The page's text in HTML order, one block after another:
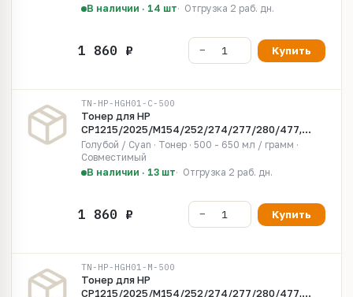
В наличии · 14 шт
Отгрузка 2 раб. дн.
Купить
TN-HP-HGH01-C-500
Тонер для HP
CP1215/2025/M154/252/274/277/280/477,
HGH01, химический, Cyan, 500гр, Grafit
Голубой / Cyan · Тонер · 500 - 650 мл / грамм ·
Совместимый
В наличии · 13 шт
Отгрузка 2 раб. дн.
Купить
TN-HP-HGH01-M-500
Тонер для HP
CP1215/2025/M154/252/274/277/280/477,